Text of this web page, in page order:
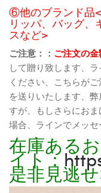
⑥他のブランド品
リッパ、バッグ、
スなど>
ご注意：： ご注文の金
して贈り致します、
ください、こちらが
を送りいたします、
すが、もしさらにお
場合、ラインでメッ
在庫ある
イト：
是非見逃